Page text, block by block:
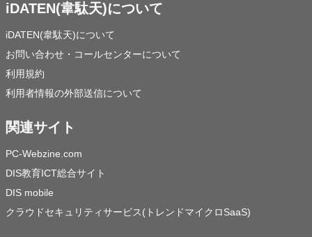
iDATEN(韋駄天)について
iDATEN(韋駄天)について
お問い合わせ・コールセンターについて
利用規約
利用者情報の外部送信について
関連サイト
PC-Webzine.com
DIS教育ICT総合サイト
DIS mobile
クラウドセキュリティサービス(トレンドマイクロSaaS)